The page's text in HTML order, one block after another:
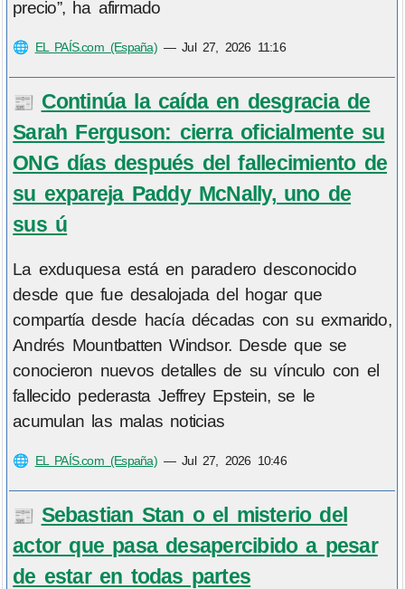
precio”, ha afirmado
🌐 EL PAÍS.com (España)—Jul 27, 2026 11:16
📰 Continúa la caída en desgracia de
Sarah Ferguson: cierra oficialmente su
ONG días después del fallecimiento de
su expareja Paddy McNally, uno de
sus ú
La exduquesa está en paradero desconocido
desde que fue desalojada del hogar que
compartía desde hacía décadas con su exmarido,
Andrés Mountbatten Windsor. Desde que se
conocieron nuevos detalles de su vínculo con el
fallecido pederasta Jeffrey Epstein, se le
acumulan las malas noticias
🌐 EL PAÍS.com (España)—Jul 27, 2026 10:46
📰 Sebastian Stan o el misterio del
actor que pasa desapercibido a pesar
de estar en todas partes